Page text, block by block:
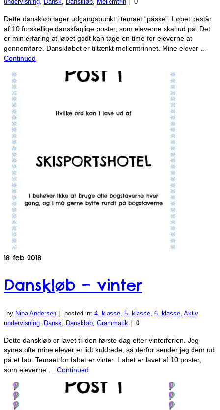
undervisning Dansk Danskløb Mellemtrin 0
Dette danskløb tager udgangspunkt i temaet “påske”. Løbet består
af 10 forskellige danskfaglige poster, som eleverne skal ud på. Det
er min erfaring at løbet godt kan tage en time for eleverne at
gennemføre. Danskløbet er tiltænkt mellemtrinnet. Mine elever …
Continued
18 feb 2018
Danskløb – vinter
by Nina Andersen | posted in: 4. klasse 5. klasse 6. klasse Aktiv
undervisning Dansk Danskløb Grammatik | 0
Dette danskløb er lavet til den første dag efter vinterferien. Jeg
synes ofte mine elever er lidt kuldrede, så derfor sender jeg dem ud
på et løb. Temaet for løbet er vinter. Løbet er lavet af 10 poster,
som eleverne … Continued